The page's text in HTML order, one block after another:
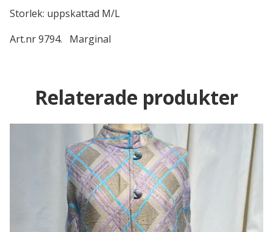
Storlek: uppskattad M/L
Art.nr 9794. Marginal
Relaterade produkter